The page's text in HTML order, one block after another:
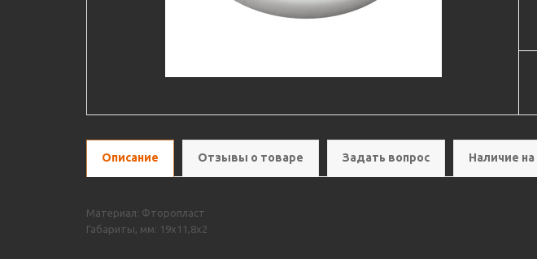
Описание Отзывы о товаре Задать вопрос Наличие
Материал: Фторопласт
Габариты, мм: 19х11,8х2